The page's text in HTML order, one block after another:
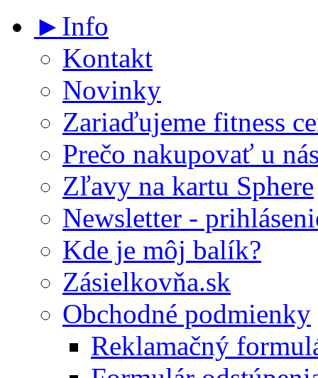
►Info
Kontakt
Novinky
Zariaďujeme fitness
Prečo nakupovať u
Zľavy na kartu Sphere
Newsletter -
Kde je môj balík?
Zásielkovňa.sk
Obchodné podmienky
Reklamačný